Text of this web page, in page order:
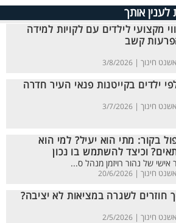
לענין אותך
מקצועי לילדים עם לקויות למידה
קשב
חינוך | 3/8/2026
ילדים בקייטנות פנאי העיר חדרה
חינוך | 3/7/2026
בקור: מתי הוא יעיל? למי הוא
וכיצד להשתמש בו נכון
אישי של נהור רויזמן מנהל ס...
חינוך | 20/6/2026
חוזרים לשגרה במציאות לא יציבה?
חינוך | 2/5/2026